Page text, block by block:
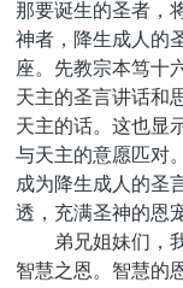
那要诞生的圣者，
神者，降生成人的
座。先教宗本笃十
天主的圣言讲话和
天主的话。这也显
与天主的意愿匹对
成为降生成人的圣
透，充满圣神的恩
弟兄姐妹们，
智慧之恩。智慧的